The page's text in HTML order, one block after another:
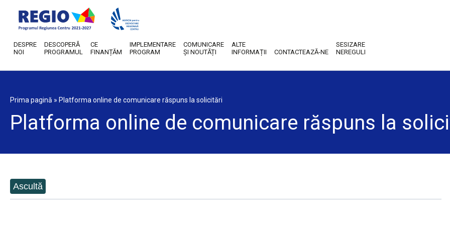
DESPRE
NOI
DESCOPERĂ
PROGRAMUL
CE
FINANȚĂM
IMPLEMENTARE
PROGRAM
COMUNICARE
ȘI NOUTĂȚI
ALTE
INFORMAȚII
CONTACTEAZĂ-NE
SESIZARE
NEREGULI
Prima pagină » Platforma online de comunicare răspuns la solicitări
Platforma online de comunicare răspuns la